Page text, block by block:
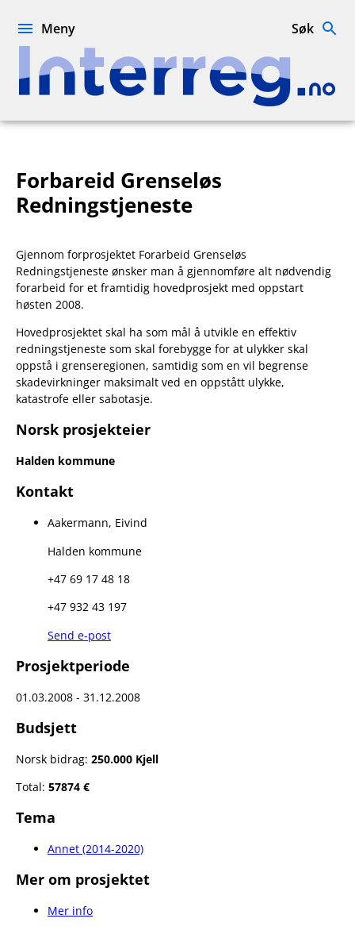
Interreg.no
Meny Søk
Forbareid Grenseløs
Redningstjeneste
Gjennom forprosjektet Forarbeid Grenseløs
Redningstjeneste ønsker man å gjennomføre alt nødvendig
forarbeid for et framtidig hovedprosjekt med oppstart
høsten 2008.
Hovedprosjektet skal ha som mål å utvikle en effektiv
redningstjeneste som skal forebygge for at ulykker skal
oppstå i grenseregionen, samtidig som en vil begrense
skadevirkninger maksimalt ved en oppstått ulykke,
katastrofe eller sabotasje.
Norsk prosjekteier
Halden kommune
Kontakt
Aakermann, Eivind
Halden kommune
+47 69 17 48 18
+47 932 43 197
Send e-post
Prosjektperiode
01.03.2008 - 31.12.2008
Budsjett
Norsk bidrag: 250.000 Kjell
Total: 57874 €
Tema
Annet (2014-2020)
Mer om prosjektet
Mer info